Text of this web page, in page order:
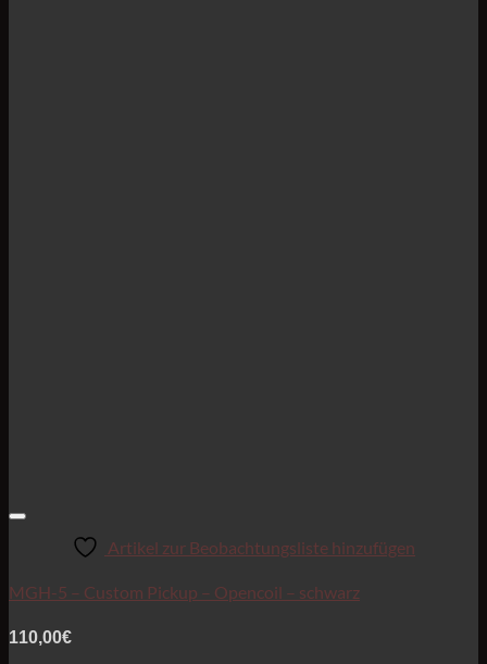
Artikel zur Beobachtungsliste hinzufügen
MGH-5 – Custom Pickup – Opencoil – schwarz
110,00€